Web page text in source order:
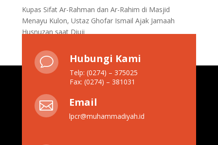
Kupas Sifat Ar-Rahman dan Ar-Rahim di Masjid
Menayu Kulon, Ustaz Ghofar Ismail Ajak Jamaah
Husnuzan saat Diuji
v Hubungi Kami
Telp: (0274) – 375025
Fax: (0274) – 381031
 Email
lpcr@muhammadiyah.id